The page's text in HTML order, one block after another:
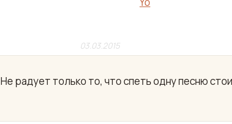
03.03.2015
радует только то, что спеть одну песню